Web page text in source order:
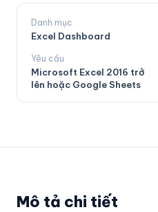
Danh mục
Excel Dashboard
Yêu cầu
Microsoft Excel 2016 trở
lên hoặc Google Sheets
Mô tả chi tiết